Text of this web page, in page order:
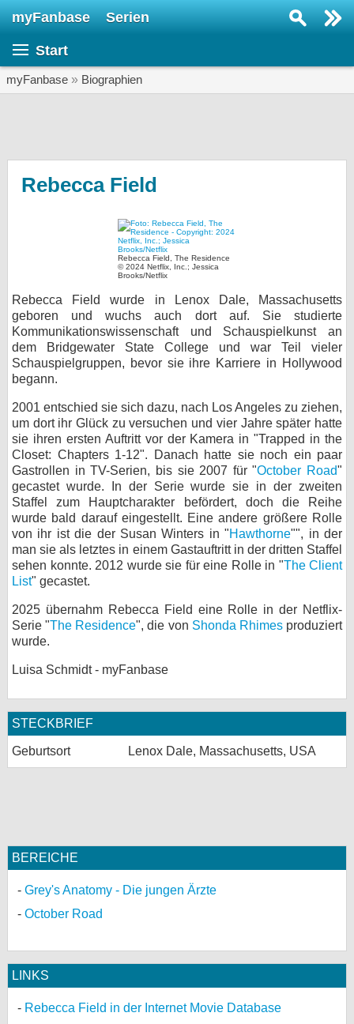
myFanbase Serien
Start
myFanbase » Biographien
Rebecca Field
Rebecca Field, The Residence
© 2024 Netflix, Inc.; Jessica
Brooks/Netflix
Rebecca Field wurde in Lenox Dale, Massachusetts
geboren und wuchs auch dort auf. Sie studierte
Kommunikationswissenschaft und Schauspielkunst an
dem Bridgewater State College und war Teil vieler
Schauspielgruppen, bevor sie ihre Karriere in Hollywood
begann.
2001 entschied sie sich dazu, nach Los Angeles zu ziehen,
um dort ihr Glück zu versuchen und vier Jahre später hatte
sie ihren ersten Auftritt vor der Kamera in "Trapped in the
Closet: Chapters 1-12". Danach hatte sie noch ein paar
Gastrollen in TV-Serien, bis sie 2007 für "October Road"
gecastet wurde. In der Serie wurde sie in der zweiten
Staffel zum Hauptcharakter befördert, doch die Reihe
wurde bald darauf eingestellt. Eine andere größere Rolle
von ihr ist die der Susan Winters in "Hawthorne"", in der
man sie als letztes in einem Gastauftritt in der dritten Staffel
sehen konnte. 2012 wurde sie für eine Rolle in "The Client
List" gecastet.
2025 übernahm Rebecca Field eine Rolle in der Netflix-
Serie "The Residence", die von Shonda Rhimesproduziert
wurde.
Luisa Schmidt - myFanbase
STECKBRIEF
Geburtsort Lenox Dale, Massachusetts, USA
BEREICHE
Grey's Anatomy - Die jungen Ärzte
October Road
LINKS
Rebecca Field in der Internet Movie Database
KULTUR
Specials
SERVICE
Gewinnspiele
Forum
bei Facebook
Kontakt
Nutzungsbedingungen
Datenschutz
Cookie-Einstellungen
Desktop-Ansicht